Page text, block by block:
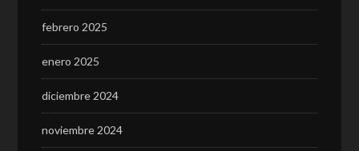
febrero 2025
enero 2025
diciembre 2024
noviembre 2024